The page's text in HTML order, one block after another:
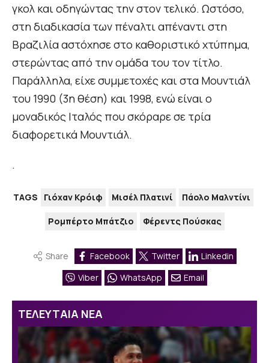
γκολ και οδηγώντας την στον τελικό. Ωστόσο,
στη διαδικασία των πέναλτι απέναντι στη
Βραζιλία αστόχησε στο καθοριστικό χτύπημα,
στερώντας από την ομάδα του τον τίτλο.
Παράλληλα, είχε συμμετοχές και στα Μουντιάλ
του 1990 (3η θέση) και 1998, ενώ είναι ο
μοναδικός Ιταλός που σκόραρε σε τρία
διαφορετικά Μουντιάλ.
.
TAGS Γιόχαν Κρόιφ Μισέλ Πλατινί Πάολο Μαλντίνι
Ρομπέρτο Μπάτζιο Φέρεντς Πούσκας
Share Facebook Twitter
Linkedin
Viber
WhatsApp Email
ΤΕΛΕΥΤΑΙΑ ΝΕΑ